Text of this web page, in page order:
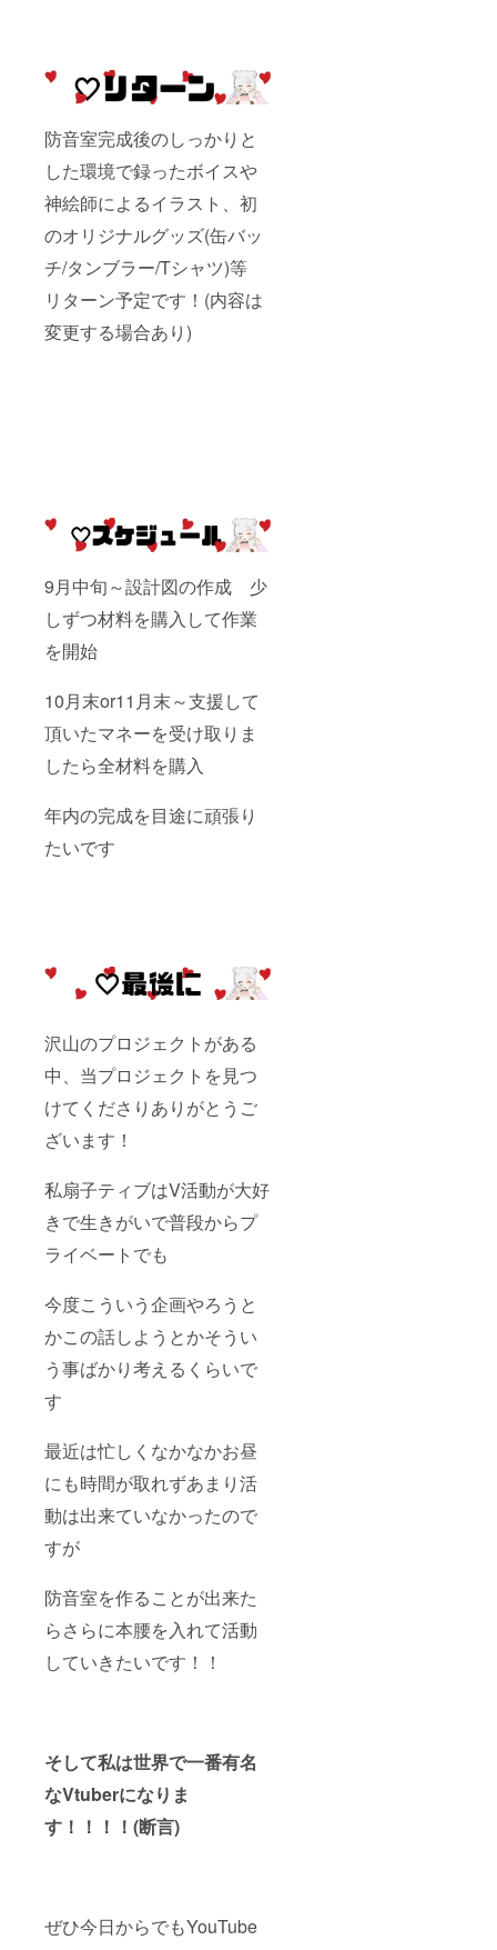
防音室完成後のしっかりと
した環境で録ったボイスや
神絵師によるイラスト、初
のオリジナルグッズ(缶バッ
チ/タンブラー/Tシャツ)等
リターン予定です！(内容は
変更する場合あり)
9月中旬～設計図の作成 少
しずつ材料を購入して作業
を開始
10月末or11月末～支援して
頂いたマネーを受け取りま
したら全材料を購入
年内の完成を目途に頑張り
たいです
沢山のプロジェクトがある
中、当プロジェクトを見つ
けてくださりありがとうご
ざいます！
私扇子ティブはV活動が大好
きで生きがいで普段からプ
ライベートでも
今度こういう企画やろうと
かこの話しようとかそうい
う事ばかり考えるくらいで
す
最近は忙しくなかなかお昼
にも時間が取れずあまり活
動は出来ていなかったので
すが
防音室を作ることが出来た
らさらに本腰を入れて活動
していきたいです！！
そして私は世界で一番有名
なVtuberになりま
す！！！！(断言)
ぜひ今日からでもYouTube